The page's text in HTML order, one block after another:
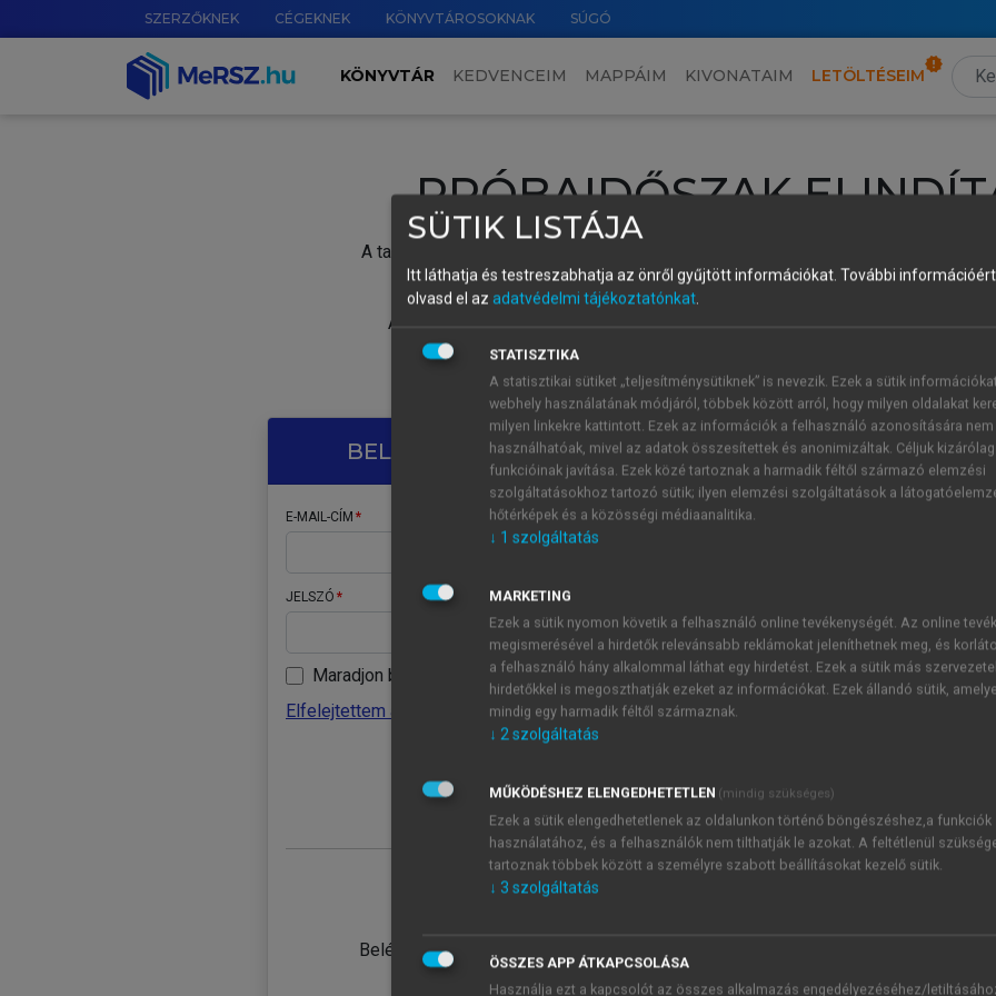
SZERZŐKNEK CÉGEKNEK KÖNYVTÁROSOKNAK SÚGÓ
KÖNYVTÁR KEDVENCEIM MAPPÁIM KIVONATAIM LETÖLTÉSEIM
PRÓBAIDŐSZAK
A tartalom megtekintéséhez lépj be a saját fiókoddal, iskolai azonosítóddal vagy
Új felhasználóként1 óra díjmentes hozzáférésrevagy
A próbaidőszak elindításához,
vagy hozz
A regisztráció után a
BELÉPÉS SAJÁT FIÓKKAL
E-MAIL-CÍM
JELSZÓ
Maradjon belépve
Elfelejtettem a jelszavamat
Belépés intézményi azonosítóval
ÚJ FIÓK
1 óra
JELSZÓ
Kérek értesítést a MeRSZ
Kérek értesítést az
SÜTIK LISTÁJA
Itt láthatja és testreszabhatja az önről gyűjtött információkat. További
olvasd el az adatvédelmi tájékoztatónkat.
STATISZTIKA
A statisztikai sütiket „teljesítménysütiknek” is nevezik. Ezek a sütik
webhely használatának módjáról, többek között arról, hogy milyen oldalakat
milyen linkekre kattintott. Ezek az információk a felhasználó azonosítására nem
használhatóak, mivel az adatok összesítettek és anonimizáltak. Céljuk
funkcióinak javítása. Ezek közé tartoznak a harmadik féltől származó elemzési
szolgáltatásokhoz tartozó sütik; ilyen elemzési szolgáltatások a
hőtérképek és a közösségi médiaanalitika.
↓ 1 szolgáltatás
MARKETING
Ezek a sütik nyomon követik a felhasználó online tevékenységét. Az online
megismerésével a hirdetők relevánsabb reklámokat jeleníthetnek meg, és
a felhasználó hány alkalommal láthat egy hirdetést. Ezek a sütik más
hirdetőkkel is megoszthatják ezeket az információkat. Ezek állandó sütik,
mindig egy harmadik féltől származnak.
↓ 2szolgáltatás
MŰKÖDÉSHEZ ELENGEDHETETLEN (mindig szükséges)
Ezek a sütik elengedhetetlenek az oldalunkon történő böngészéshez,a funkciók
használatához, és a felhasználók nem tilthatják le azokat. A feltétlenül
tartoznak többek között a személyre szabott beállításokat kezelő sütik.
↓ 3 szolgáltatás
ÖSSZES APP ÁTKAPCSOLÁSA
Használja ezt a kapcsolót az összes alkalmazás engedélyezéséhez/